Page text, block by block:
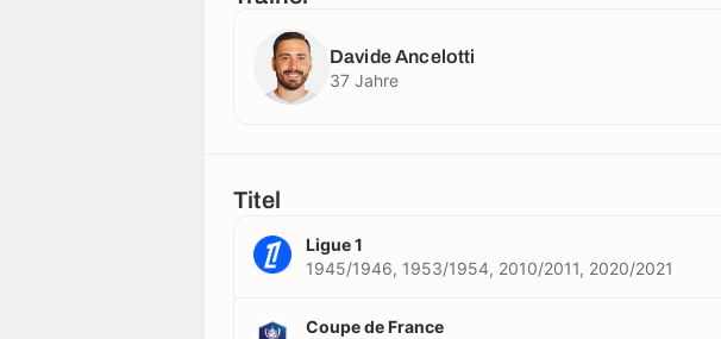
Davide Ancelotti
37 Jahre
Titel
Ligue 1
1945/1946, 1953/1954, 2010/2011, 2020/2021
Coupe de France